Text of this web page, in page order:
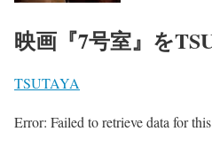
映画『7号室』を
TSUTAYA
Error: Failed to retrieve data for